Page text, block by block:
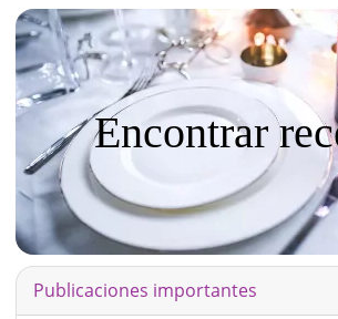
Encontrar
Publicaciones importantes